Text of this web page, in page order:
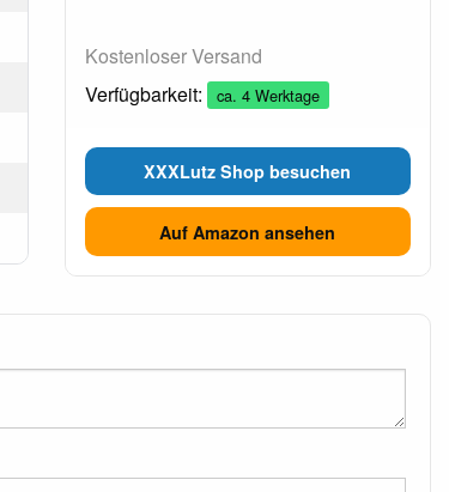
Kostenloser Versand
Verfügbarkeit:
ca. 4 Werktage
XXXLutz Shop besuchen
Auf Amazon ansehen